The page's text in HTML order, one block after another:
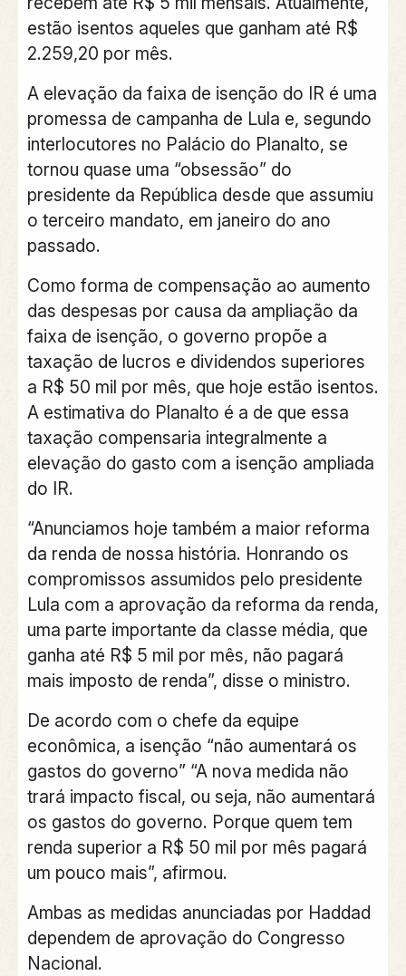
estão isentos aqueles que ganham até R$
2.259,20 por mês.
A elevação da faixa de isenção do IR é uma
promessa de campanha de Lula e, segundo
interlocutores no Palácio do Planalto, se
tornou quase uma “obsessão” do
presidente da República desde que assumiu
o terceiro mandato, em janeiro do ano
passado.
Como forma de compensação ao aumento
das despesas por causa da ampliação da
faixa de isenção, o governo propõe a
taxação de lucros e dividendos superiores
a R$ 50 mil por mês, que hoje estão isentos.
A estimativa do Planalto é a de que essa
taxação compensaria integralmente a
elevação do gasto com a isenção ampliada
do IR.
“Anunciamos hoje também a maior reforma
da renda de nossa história. Honrando os
compromissos assumidos pelo presidente
Lula com a aprovação da reforma da renda,
uma parte importante da classe média, que
ganha até R$ 5 mil por mês, não pagará
mais imposto de renda”, disse o ministro.
De acordo com o chefe da equipe
econômica, a isenção “não aumentará os
gastos do governo” “A nova medida não
trará impacto fiscal, ou seja, não aumentará
os gastos do governo. Porque quem tem
renda superior a R$ 50 mil por mês pagará
um pouco mais”, afirmou.
Ambas as medidas anunciadas por Haddad
dependem de aprovação do Congresso
Nacional.